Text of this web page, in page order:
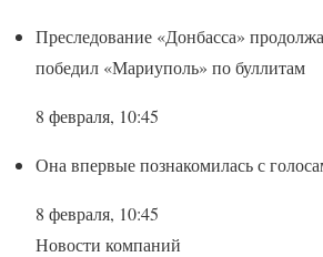
Преследование «Донбасса»
победил «Мариуполь» по буллитам
8 февраля, 10:45
Она впервые познакомилась с
8 февраля, 10:45
Новости компаний